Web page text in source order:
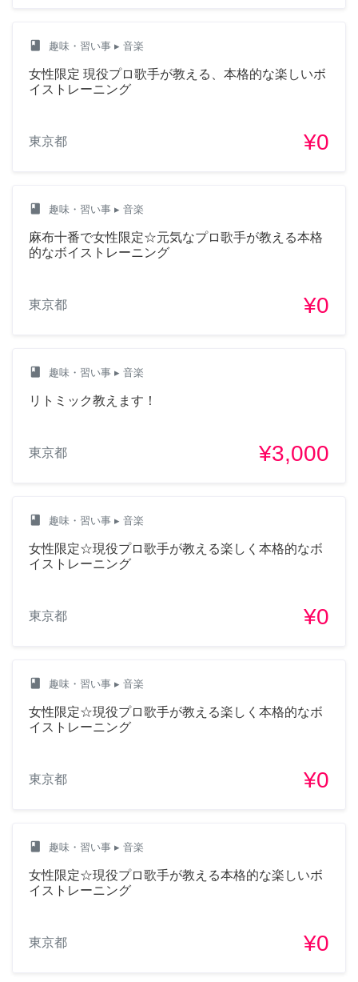
class 趣味・習い事 ▸ 音楽
女性限定 現役プロ歌手が教える、本格的な楽しいボ
イストレーニング
東京都 ¥0
class 趣味・習い事 ▸ 音楽
麻布十番で女性限定☆元気なプロ歌手が教える本格
的なボイストレーニング
東京都 ¥0
class 趣味・習い事 ▸ 音楽
リトミック教えます！
東京都 ¥3,000
class 趣味・習い事 ▸ 音楽
女性限定☆現役プロ歌手が教える楽しく本格的なボ
イストレーニング
東京都 ¥0
class 趣味・習い事 ▸ 音楽
女性限定☆現役プロ歌手が教える楽しく本格的なボ
イストレーニング
東京都 ¥0
class 趣味・習い事 ▸ 音楽
女性限定☆現役プロ歌手が教える本格的な楽しいボ
イストレーニング
東京都 ¥0